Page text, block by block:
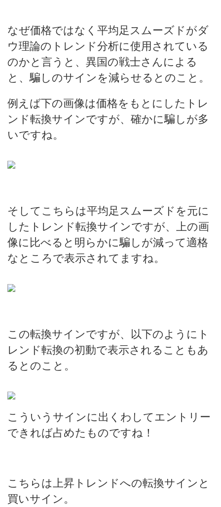
なぜ価格ではなく平均足スムーズドがダ
ウ理論のトレンド分析に使用されている
のかと言うと、異国の戦士さんによる
と、騙しのサインを減らせるとのこと。
例えば下の画像は価格をもとにしたトレ
ンド転換サインですが、確かに騙しが多
いですね。
そしてこちらは平均足スムーズドを元に
したトレンド転換サインですが、上の画
像に比べると明らかに騙しが減って適格
なところで表示されてますね。
この転換サインですが、以下のようにト
レンド転換の初動で表示されることもあ
るとのこと。
こういうサインに出くわしてエントリー
できれば占めたものですね！
こちらは上昇トレンドへの転換サインと
買いサイン。